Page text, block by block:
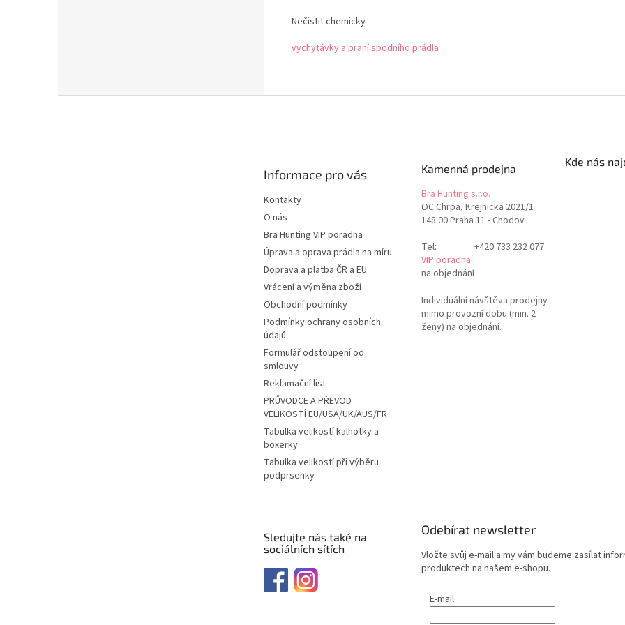
Nečistit chemicky
vychytávky a praní spodního prádla
Informace pro vás
Kontakty
O nás
Bra Hunting VIP poradna
Úprava a oprava prádla na míru
Doprava a platba ČR a EU
Vrácení a výměna zboží
Obchodní podmínky
Podmínky ochrany osobních
údajů
Formulář odstoupení od
smlouvy
Reklamační list
PRŮVODCE A PŘEVOD
VELIKOSTÍ EU/USA/UK/AUS/FR
Tabulka velikostí kalhotky a
boxerky
Tabulka velikostí při výběru
podprsenky
Kamenná prodejna
Bra Hunting s.r.o.
OC Chrpa, Krejnická 2021/1
148 00 Praha 11 - Chodov
Tel:
+420 733 232 077
VIP poradna
na objednání
Individuální návštěva prodejny
mimo provozní dobu (min. 2
ženy) na objednání.
Kde nás
Sledujte nás také na
sociálních sítích
Odebírat newsletter
Vložte svůj e-mail a my vám budeme zasílat
produktech na našem e-shopu.
E-mail